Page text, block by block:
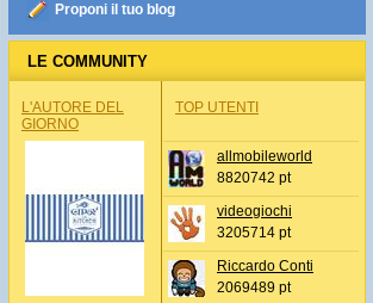
Proponi il tuo blog
LE COMMUNITY
L'AUTORE DEL
GIORNO
TOP UTENTI
allmobileworld
8820742 pt
videogiochi
3205714 pt
Riccardo Conti
2069489 pt